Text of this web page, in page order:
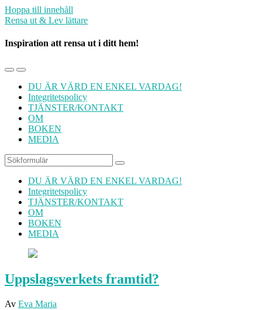
Hoppa till innehåll
Rensa ut & Lev lättare
Inspiration att rensa ut i ditt hem!
Slå
mobilmenyn
Slå
på/av
sökfältet
DU ÄR VÄRD EN ENKEL VARDAG!
Integritetspolicy
TJÄNSTER/KONTAKT
OM
BOKEN
MEDIA
Sök
DU ÄR VÄRD EN ENKEL VARDAG!
Integritetspolicy
TJÄNSTER/KONTAKT
OM
BOKEN
MEDIA
Uppslagsverkets framtid?
Av Eva Maria